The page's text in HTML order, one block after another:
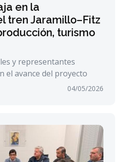
en la
tren Jaramillo–Fitz
turismo
y representantes
el avance del proyecto
04/05/2026